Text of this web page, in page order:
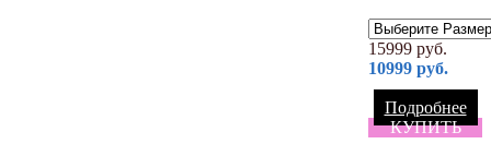
15999 руб.
10999 руб.
Подробнее
КУПИТЬ